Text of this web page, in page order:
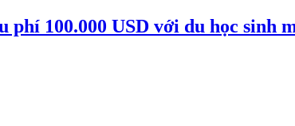
phí 100.000 USD với du học sinh